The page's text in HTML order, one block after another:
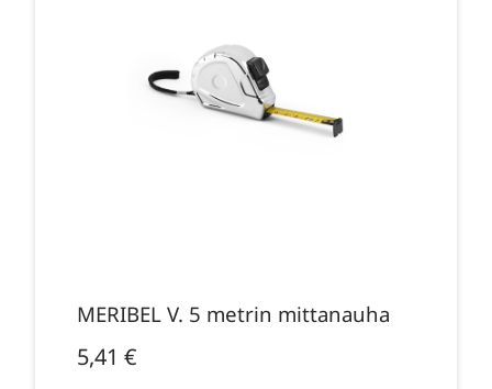
MERIBEL V. 5 metrin mittanauha
5,41 €